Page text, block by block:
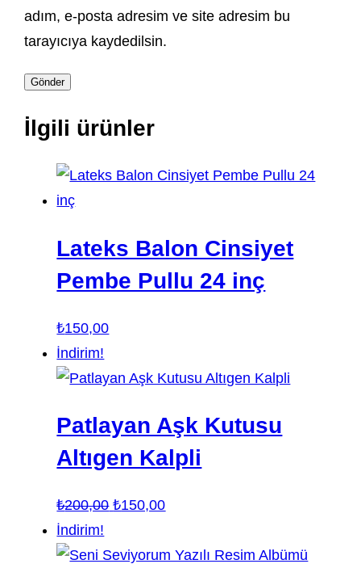
adım, e-posta adresim ve site adresim bu
tarayıcıya kaydedilsin.
İlgili ürünler
Lateks Balon Cinsiyet
Pembe Pullu 24 inç
₺150,00
İndirim!
Patlayan Aşk Kutusu
Altıgen Kalpli
₺200,00 Orijinal
₺200,00.
₺150,00Şu
fiyat:
İndirim!